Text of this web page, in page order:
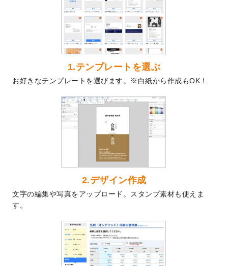
を公開いたしました。
喪中はがきのデザインテンプレート
いたしました。
2025年版1月始まりのカレンダーデザイン
テンプレート
を公開いたしました。
なりました！
プラスチックカードのデザインテンプレー
トを追加しました。
回数券のデザインテンプレート
した。
暑中見舞いのデザインテンプレート
しました。
メッセージカードのデザインテンプレート
を追加しました。
2024/6/14
エコノミータイプののぼりが作成できるよ
うになりました！
【新商品】のぼり
が作成できるようになり
1.テンプレートを選ぶ
お好きなテンプレートを選びます。※白紙から作成もOK！
2.デザイン作成
文字の編集や写真をアップロード。スタンプ素材も使えま
す。